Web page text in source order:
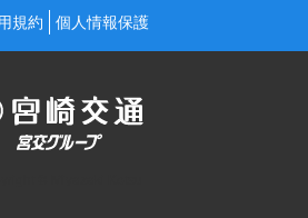
規約 個人情報保護